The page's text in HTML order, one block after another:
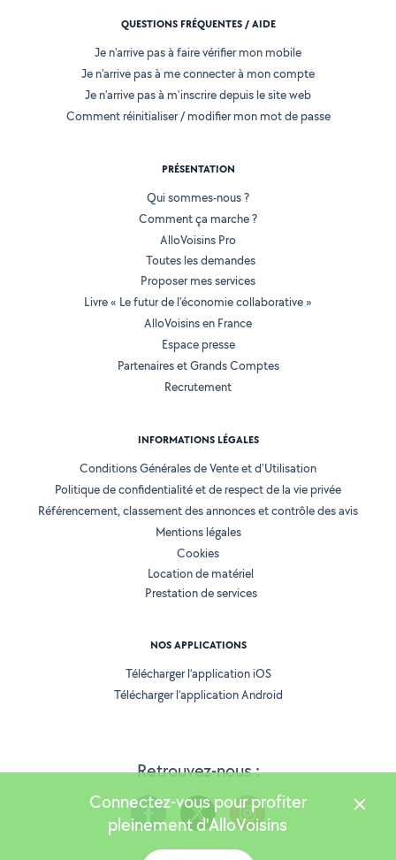
Retrouvez-nous :
QUESTIONS FRÉQUENTES / AIDE
Je n'arrive pas à faire vérifier mon mobile
Je n'arrive pas à me connecter à mon compte
Je n'arrive pas à m'inscrire depuis le site web
Comment réinitialiser / modifier mon mot de passe
PRÉSENTATION
Qui sommes-nous ?
Comment ça marche ?
AlloVoisins Pro
Toutes les demandes
Proposer mes services
Livre « Le futur de l'économie collaborative »
AlloVoisins en France
Espace presse
Partenaires et Grands Comptes
Recrutement
INFORMATIONS LÉGALES
Conditions Générales de Vente et d'Utilisation
Politique de confidentialité et de respect de la vie privée
Référencement, classement des annonces et contrôle des avis
Mentions légales
Cookies
Location de matériel
Prestation de services
NOS APPLICATIONS
Télécharger l’application iOS
Télécharger l’application Android
Connectez-vous pour profiter
pleinement d'AlloVoisins